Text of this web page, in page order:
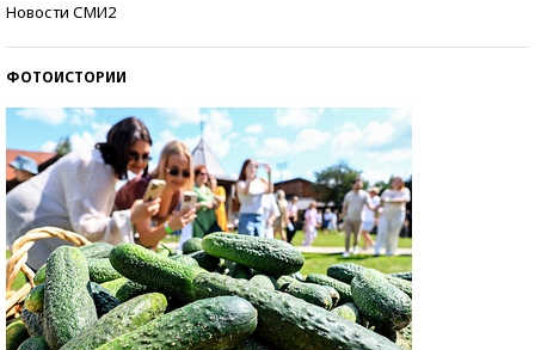
Новости СМИ2
ФОТОИСТОРИИ